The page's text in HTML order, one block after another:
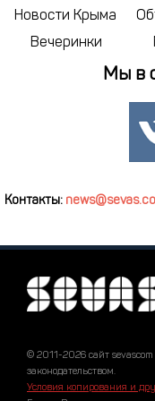
Новости Крыма
Вечеринки
Мы в
Контакты:
© 2011-2026 сайт
законодательством.
Условия копирования и